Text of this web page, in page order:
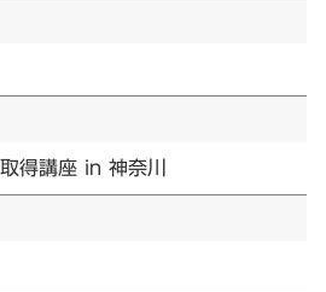
得講座 in 神奈川